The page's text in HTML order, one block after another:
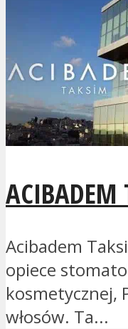
ACIBADEM
Acibadem
opiece
kosmetycznej,
włosów. Ta...